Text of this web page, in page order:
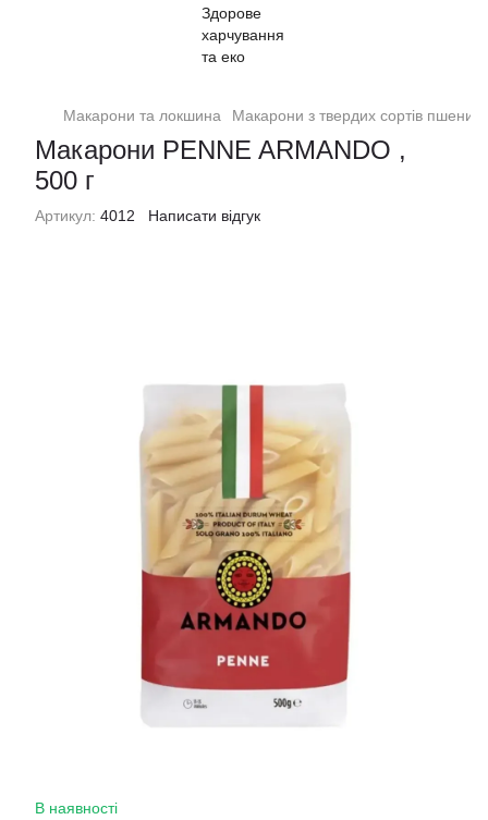
Макарони та локшина Макарони з твердих сортів пшениці
Макарони PENNE ARMANDO ,
500 г
Артикул: 4012 Написати відгук
В наявності